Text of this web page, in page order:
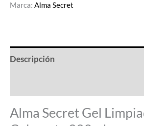
Marca: Alma Secret
Descripción
Alma Secret Gel